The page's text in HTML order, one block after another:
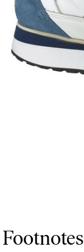
Footnotes